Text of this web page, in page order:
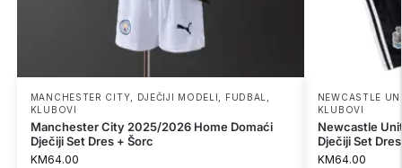
MANCHESTER CITY DJEČIJI MODELI FUDBAL
KLUBOVI
Manchester City 2025/2026 Home Domaći
Dječiji Set Dres + Šorc
KM64.00
NEWCASTLE
KLUBOVI
Newcastle
Dječiji Set
KM64.00